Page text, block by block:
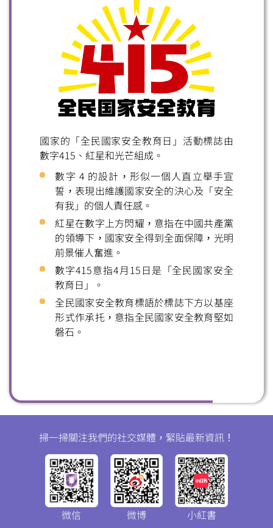
國家的「全民國家安全教育日」活動標誌由
數字415、紅星和光芒組成。
數字 4 的設計，形似一個人直立舉手宣
誓，表現出維護國家安全的決心及「安全
有我」的個人責任感。
紅星在數字上方閃耀，意指在中國共產黨
的領導下，國家安全得到全面保障，光明
前景催人奮進。
數字415意指4月15日是「全民國家安全
教育日」。
全民國家安全教育標語於標誌下方以基座
形式作承托，意指全民國家安全教育堅如
磐石。
掃一掃關注我們的社交媒體，緊貼最新資訊！
微信 微博 小紅書
微信 小紅書